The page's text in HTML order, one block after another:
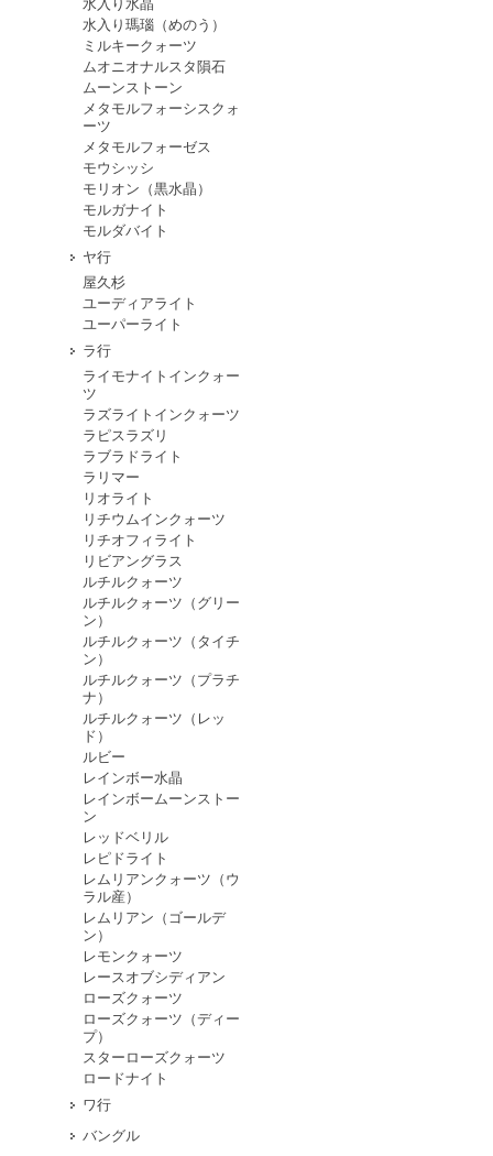
水入り水晶
水入り瑪瑙（めのう）
ミルキークォーツ
ムオニオナルスタ隕石
ムーンストーン
メタモルフォーシスクォ
ーツ
メタモルフォーゼス
モウシッシ
モリオン（黒水晶）
モルガナイト
モルダバイト
ヤ行
屋久杉
ユーディアライト
ユーパーライト
ラ行
ライモナイトインクォー
ツ
ラズライトインクォーツ
ラピスラズリ
ラブラドライト
ラリマー
リオライト
リチウムインクォーツ
リチオフィライト
リビアングラス
ルチルクォーツ
ルチルクォーツ（グリー
ン）
ルチルクォーツ（タイチ
ン）
ルチルクォーツ（プラチ
ナ）
ルチルクォーツ（レッ
ド）
ルビー
レインボー水晶
レインボームーンストー
ン
レッドベリル
レピドライト
レムリアンクォーツ（ウ
ラル産）
レムリアン（ゴールデ
ン）
レモンクォーツ
レースオブシディアン
ローズクォーツ
ローズクォーツ（ディー
プ）
スターローズクォーツ
ロードナイト
ワ行
バングル